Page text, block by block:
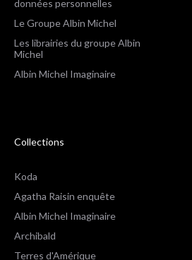
données personnelles
Le Groupe Albin Michel
Les librairies du groupe Albin
Michel
Albin Michel Imaginaire
Collections
Koda
Agatha Raisin enquête
Albin Michel Imaginaire
Archibald
Terres d'Amérique